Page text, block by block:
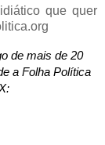
que quer
de mais de 20
a Folha Política